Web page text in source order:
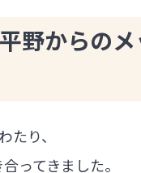
野からの
り、
ってきました。